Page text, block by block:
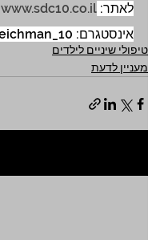
לאתר: www.sdc10.co.il
אינסטגרם: streichman_10
טיפולי שיניים לילדים
מעניין לדעת